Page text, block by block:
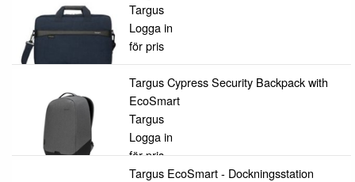
Targus
Logga in
för pris
Targus Cypress Security Backpack with
EcoSmart
Targus
Logga in
för pris
Targus EcoSmart - Dockningsstation